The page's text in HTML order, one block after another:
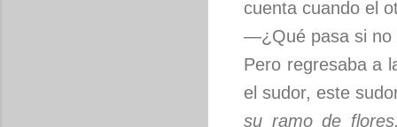
cuenta cuando el
—¿Qué pasa si no
Pero regresaba a
el sudor, este
su ramo de